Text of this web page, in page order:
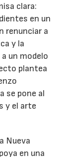
clara:
en un
renunciar a
y la
un modelo
plantea
se pone al
y el arte
Nueva
en una